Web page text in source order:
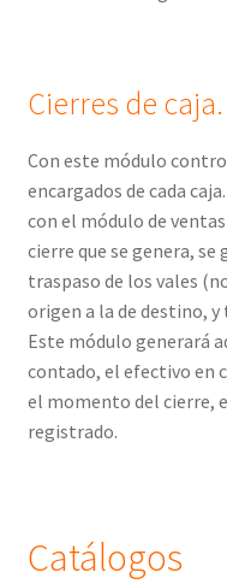
Cierres de caja.
Con este módulo
encargados de cada
con el módulo de ventas
cierre que se genera,
traspaso de los vales
origen a la de destino,
Este módulo generará
contado, el efectivo en
el momento del cierre,
registrado.
Catálogos